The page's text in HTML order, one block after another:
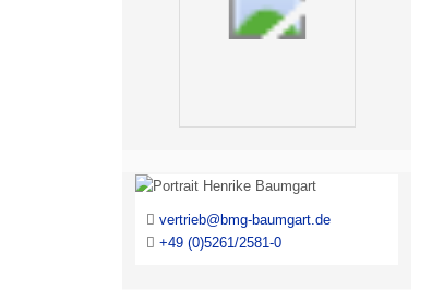
vertrieb@bmg-baumgart.de
+49 (0)5261/2581-0